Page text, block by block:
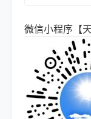
微信小程序【